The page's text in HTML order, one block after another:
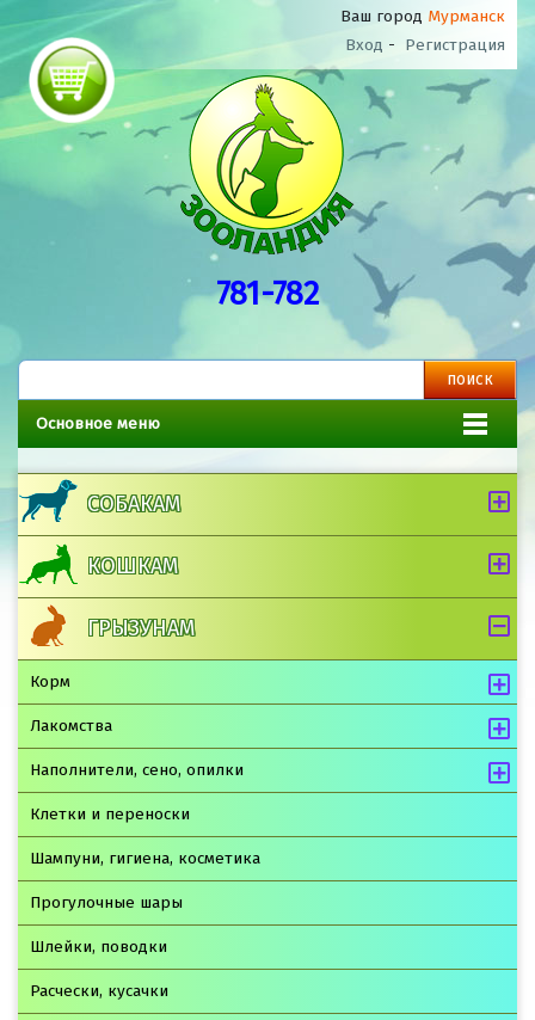
Ваш город Мурманск
Вход - Регистрация
781-782
Основное меню
СОБАКАМ
КОШКАМ
ГРЫЗУНАМ
Корм
Лакомства
Наполнители, сено, опилки
Клетки и переноски
Шампуни, гигиена, косметика
Прогулочные шары
Шлейки, поводки
Расчески, кусачки